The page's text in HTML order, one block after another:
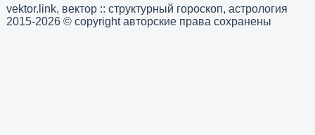
vektor.link, вектор :: структурный гороскоп, астрология
2015-2026 © copyright авторские права сохранены